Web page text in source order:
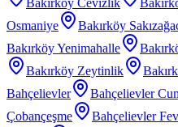
Bakırköy Cevizlik
Osmaniye
Bakırköy
Bakırköy Yenimahalle
Bakırköy Zeytinlik
Bahçelievler
Bahçelievler
Çobançeşme
Bahçelievler